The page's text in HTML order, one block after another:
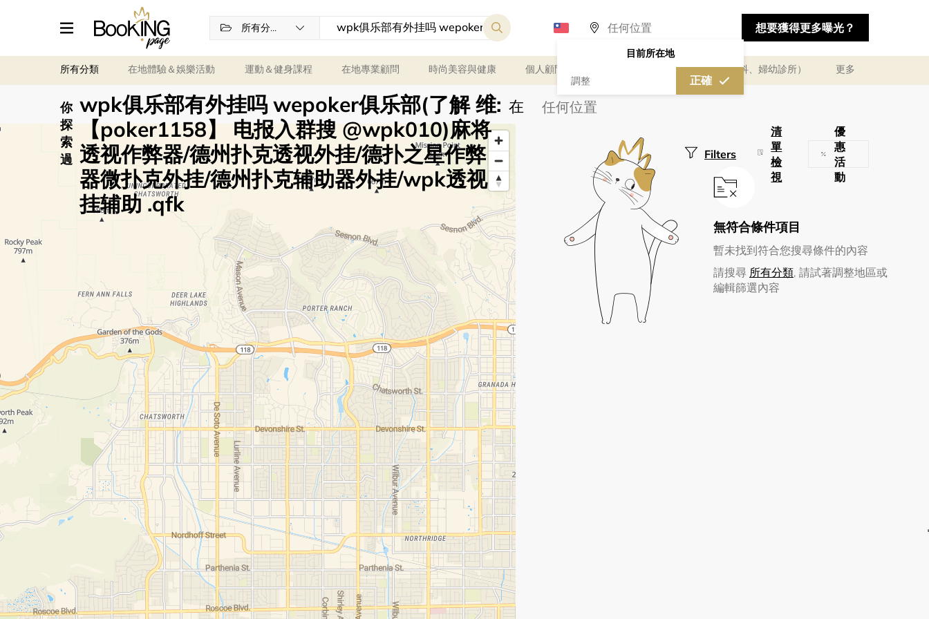
所有分類
目前所在地
調整 正確
想要獲得更多曝光？
所有分類 在地體驗＆娛樂活動 運動＆健身課程 在地專業顧問 時尚美容與健康 個人顧問 醫療診所（婦產科、婦幼診所） 更多
你
探
索
過
wpk俱乐部有外挂吗 wepoker俱乐部(了解 维:
【poker1158】 电报入群搜 @wpk010)麻将
透视作弊器/德州扑克透视外挂/德扑之星作弊
器微扑克外挂/德州扑克辅助器外挂/wpk透视
挂辅助 .qfk
在
Filters
清
單
檢
視
優
惠
活
動
Any time Any price
無符合條件項目
暫未找到符合您搜尋條件的內容
請搜尋 所有分類, 請試著調整地區或
編輯篩選內容
Notice at collection
Your Privacy Choices